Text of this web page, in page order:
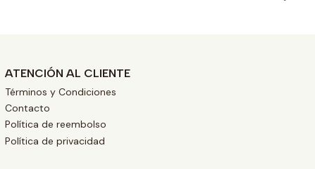
ATENCIÓN AL CLIENTE
Términos y Condiciones
Contacto
Política de reembolso
Política de privacidad